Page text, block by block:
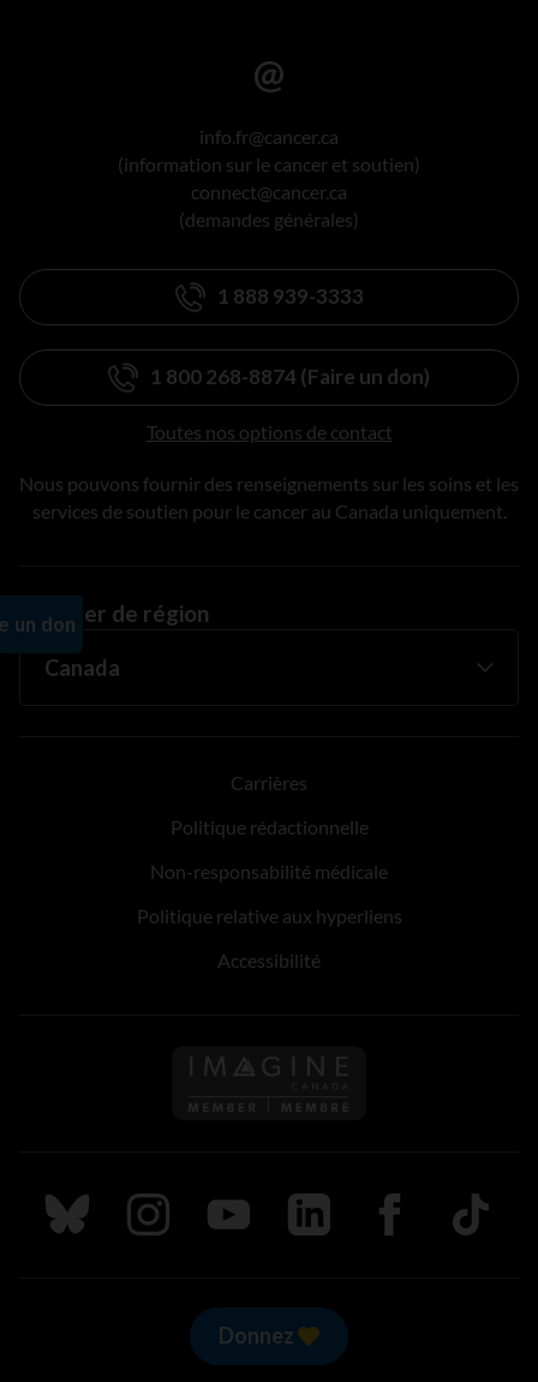
info.fr@cancer.ca
(information sur le cancer et soutien)
connect@cancer.ca
(demandes générales)
1 888 939-3333
1 800 268-8874 (Faire un don)
Toutes nos options de contact
Nous pouvons fournir des renseignements sur les soins et les
services de soutien pour le cancer au Canada uniquement.
Changer de région
Carrières
Politique rédactionnelle
Non-responsabilité médicale
Politique relative aux hyperliens
Accessibilité
Suivez nous sur Bluesky
Suivez nous sur Instagram
Suivez nous sur Youtube
Suivez nous sur LinkedIn
Suivez nous sur
TikTok
Donnez